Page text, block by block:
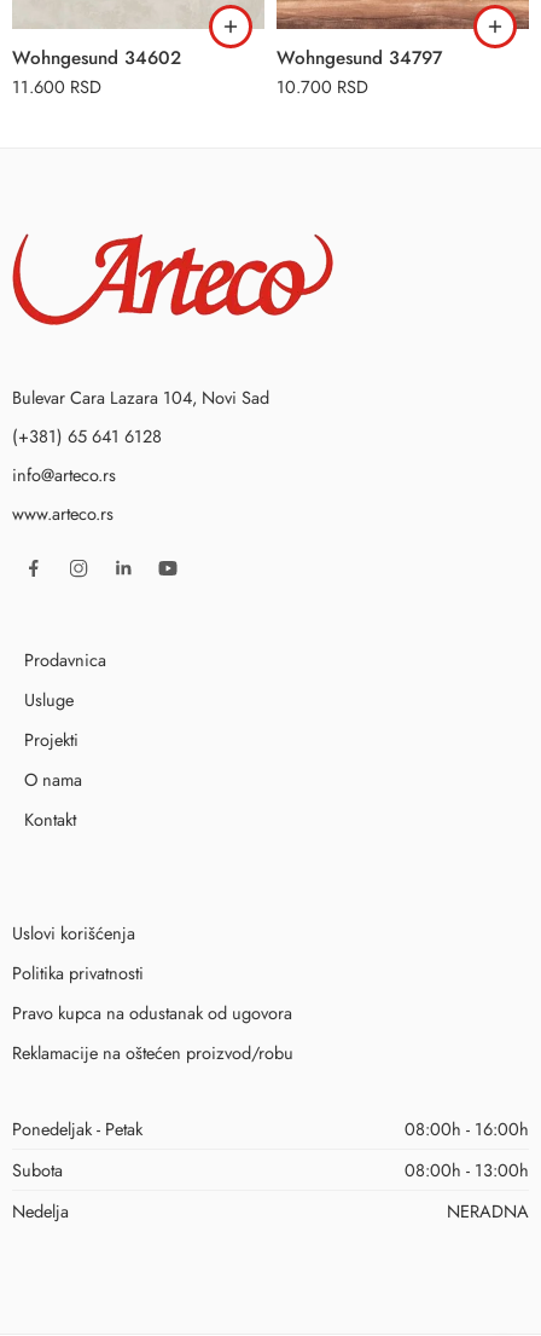
Wohngesund 34602
11.600 RSD
Wohngesund 34797
10.700 RSD
Bulevar Cara Lazara 104, Novi Sad
(+381) 65 641 6128
info@arteco.rs
www.arteco.rs
Prodavnica
Usluge
Projekti
O nama
Kontakt
Uslovi korišćenja
Politika privatnosti
Pravo kupca na odustanak od ugovora
Reklamacije na oštećen proizvod/robu
Ponedeljak - Petak
08:00h - 16:00h
Subota
08:00h - 13:00h
Nedelja
NERADNA